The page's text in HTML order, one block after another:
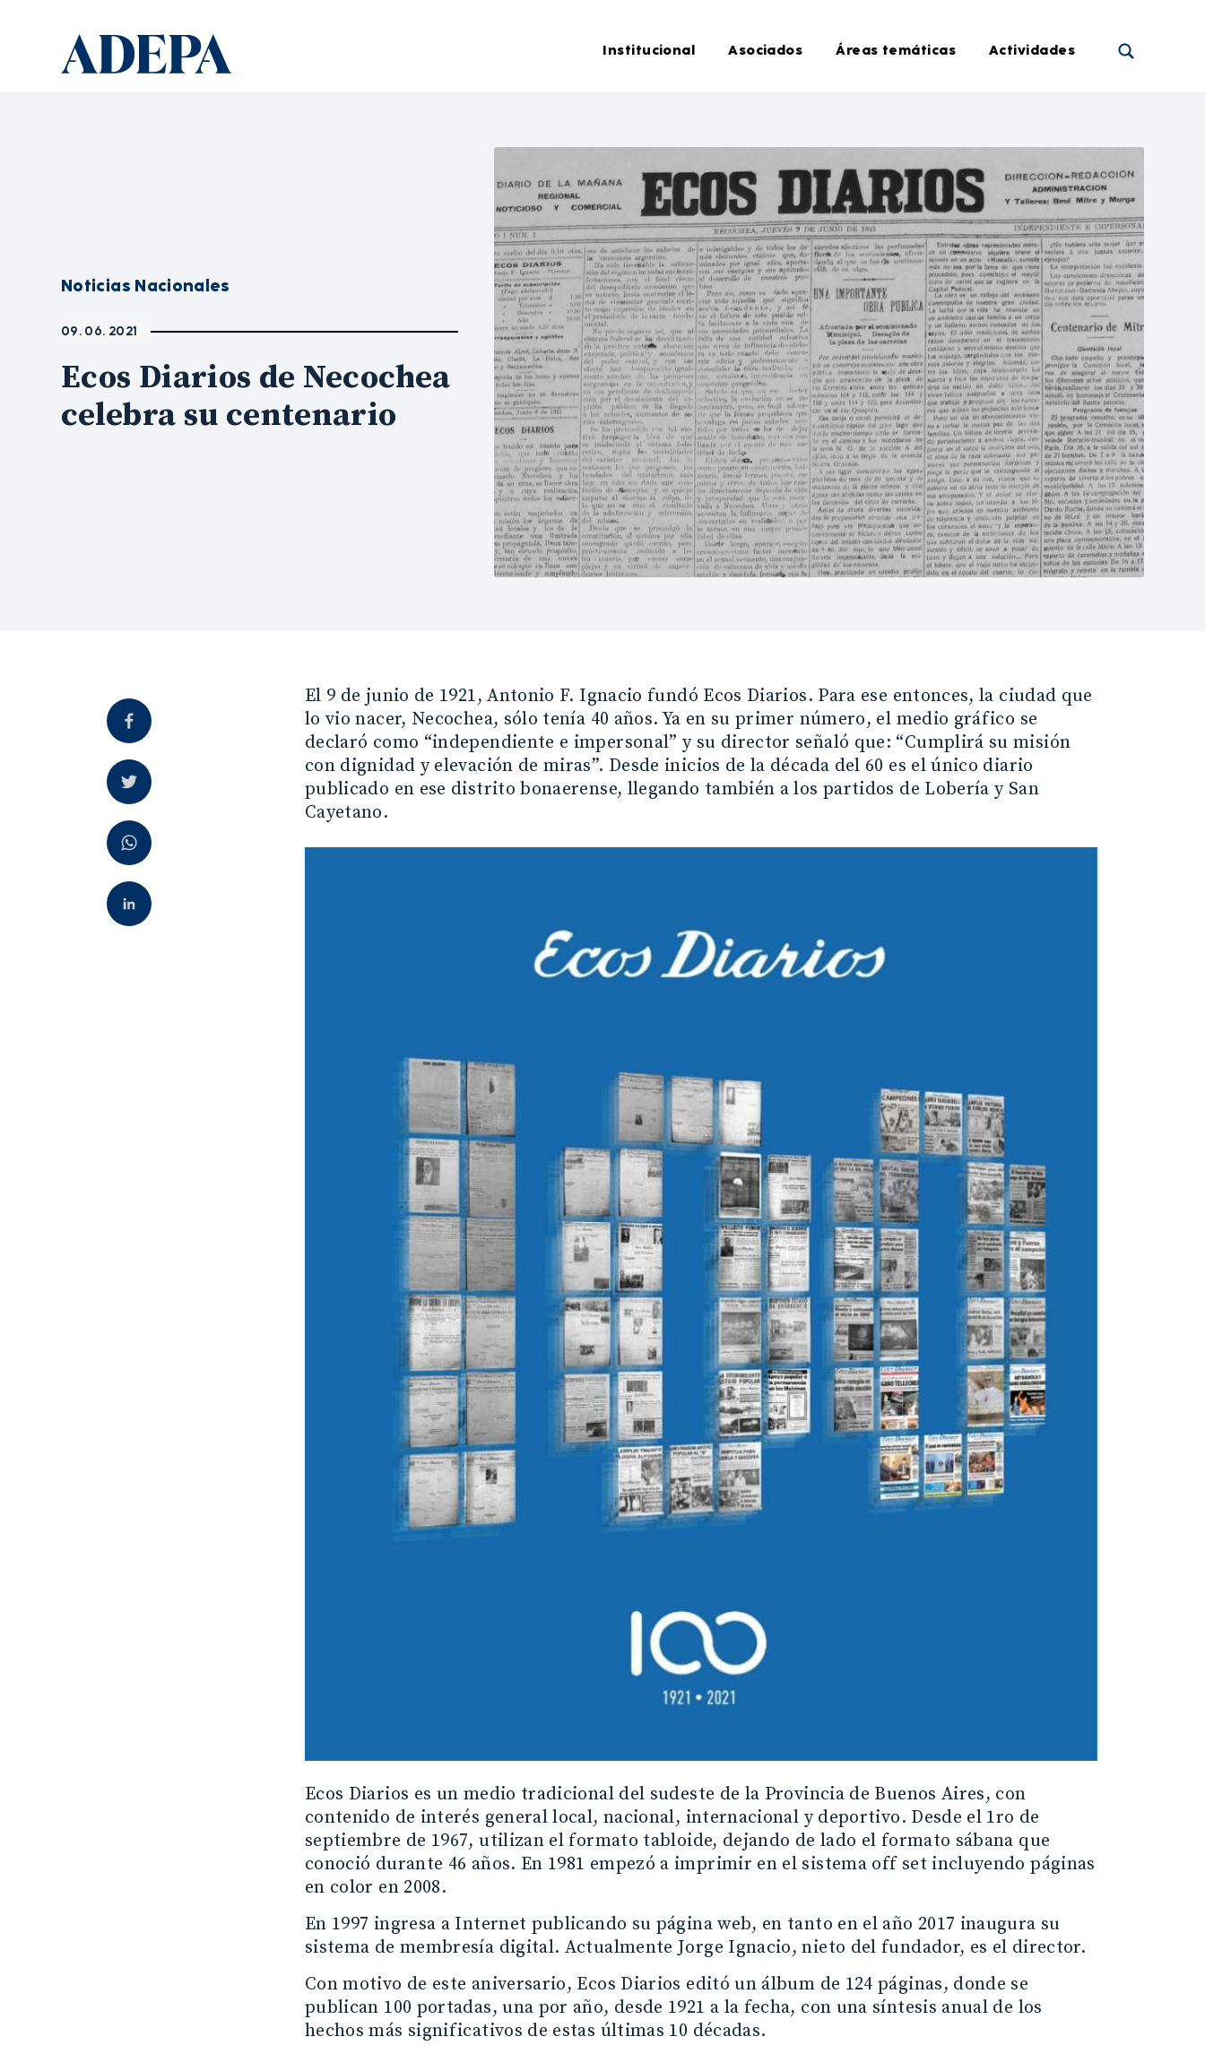
Institucional Asociados Áreas temáticas Actividades
Noticias Nacionales
09. 06. 2021
Ecos Diarios de Necochea
celebra su centenario
El 9 de junio de 1921, Antonio F. Ignacio fundó Ecos Diarios. Para ese entonces, la ciudad que
lo vio nacer, Necochea, sólo tenía 40 años. Ya en su primer número, el medio gráfico se
declaró como “independiente e impersonal” y su director señaló que: “Cumplirá su misión
con dignidad y elevación de miras”. Desde inicios de la década del 60 es el único diario
publicado en ese distrito bonaerense, llegando también a los partidos de Lobería y San
Cayetano.
Ecos Diarios es un medio tradicional del sudeste de la Provincia de Buenos Aires, con
contenido de interés general local, nacional, internacional y deportivo. Desde el 1ro de
septiembre de 1967, utilizan el formato tabloide, dejando de lado el formato sábana que
conoció durante 46 años. En 1981 empezó a imprimir en el sistema off set incluyendo páginas
en color en 2008.
En 1997 ingresa a Internet publicando su página web, en tanto en el año 2017 inaugura su
sistema de membresía digital. Actualmente Jorge Ignacio, nieto del fundador, es el director.
Con motivo de este aniversario, Ecos Diarios editó un álbum de 124 páginas, donde se
publican 100 portadas, una por año, desde 1921 a la fecha, con una síntesis anual de los
hechos más significativos de estas últimas 10 décadas.